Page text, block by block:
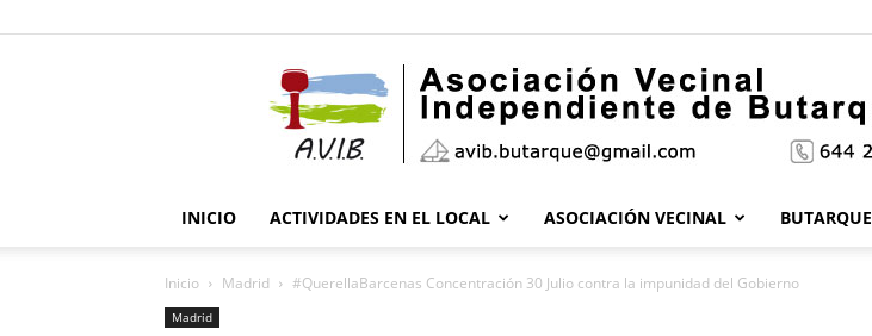
INICIO ACTIVIDADES EN EL LOCAL ASOCIACIÓN VECINAL BUTARQUE
Inicio Madrid #QuerellaBarcenas Concentración 30 Julio contra la impunidad del Gobierno
Madrid